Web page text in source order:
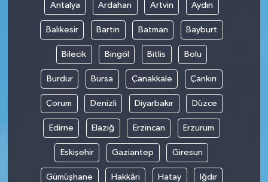
Antalya Ardahan Artvin Aydın
Balıkesir Bartın Batman Bayburt
Bilecik Bingöl Bitlis Bolu
Burdur Bursa Çanakkale Çankırı
Çorum Denizli Diyarbakır Düzce
Edirne Elazığ Erzincan Erzurum
Eskişehir Gaziantep Giresun
Gümüşhane Hakkâri Hatay Iğdır